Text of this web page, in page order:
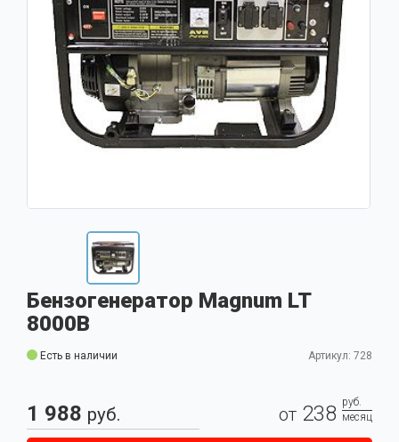
Бензогенератор Magnum LT
8000B
Есть в наличии Артикул: 728
1 988 руб. от 238 руб.
месяц